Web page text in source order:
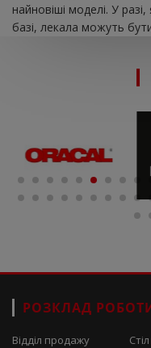
найновіші моделі. У
базі, лекала можуть
РОЗКЛАД
Відділ продажу